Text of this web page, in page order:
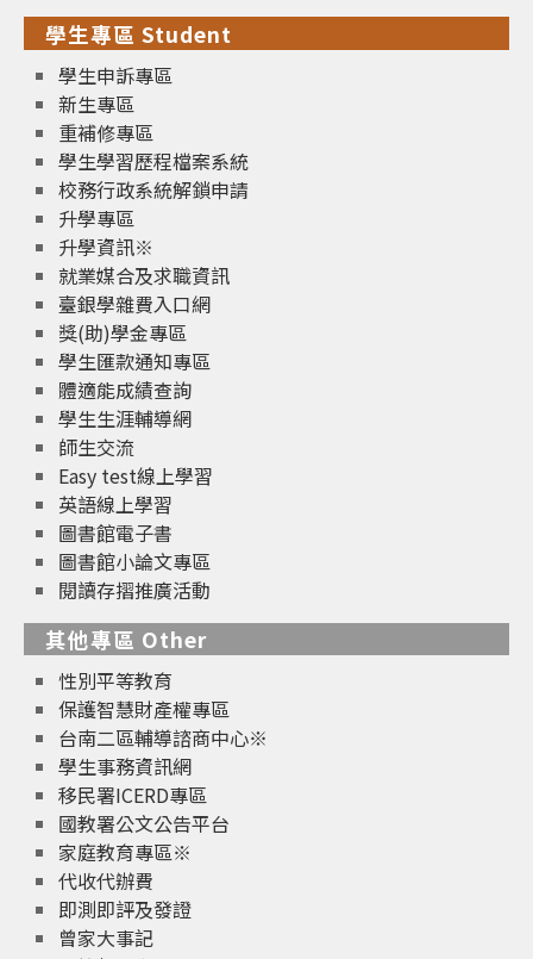
學生專區 Student
學生申訴專區
新生專區
重補修專區
學生學習歷程檔案系統
校務行政系統解鎖申請
升學專區
升學資訊※
就業媒合及求職資訊
臺銀學雜費入口網
獎(助)學金專區
學生匯款通知專區
體適能成績查詢
學生生涯輔導網
師生交流
Easy test線上學習
英語線上學習
圖書館電子書
圖書館小論文專區
閱讀存摺推廣活動
其他專區 Other
性別平等教育
保護智慧財產權專區
台南二區輔導諮商中心※
學生事務資訊網
移民署ICERD專區
國教署公文公告平台
家庭教育專區※
代收代辦費
即測即評及發證
曾家大事記